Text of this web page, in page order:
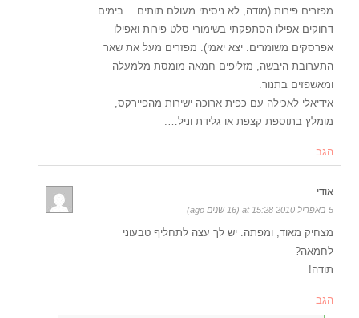
מפזרים פירות (מודה, לא ניסיתי מעולם תותים… בימים
דחוקים אפילו הסתפקתי בשימורי סלט פירות ואפילו
אפרסקים משומרים. יצא יאמי). מפזרים מעל את שאר
התערובת היבשה, מזליפים חמאה מומסת מלמעלה
ומאשפזים בתנור.
אידיאלי לאכילה עם כפית ארוכה ישירות מהפיירקס,
מומלץ בתוספת קצפת או גלידת וניל….
הגב
אודי
5 באפריל 2010 at 15:28 (16 שנים ago)
מצחיק מאוד, ומפתה. יש לך עצה לתחליף טבעוני
לחמאה?
תודה!
הגב